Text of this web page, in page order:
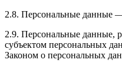
2.8. Персональные данные
2.9. Персональные данные,
субъектом персональных
Законом о персональных